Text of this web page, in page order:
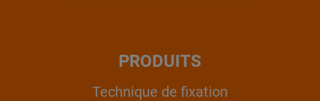
PRODUITS
Technique de fixation